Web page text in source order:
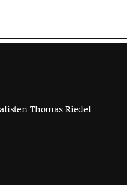
Thomas Riedel